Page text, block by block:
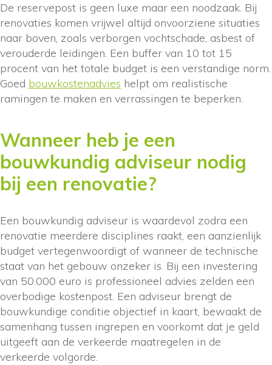
De reservepost is geen luxe maar een noodzaak. Bij
renovaties komen vrijwel altijd onvoorziene situaties
naar boven, zoals verborgen vochtschade, asbest of
verouderde leidingen. Een buffer van 10 tot 15
procent van het totale budget is een verstandige norm.
Goed bouwkostenadvies helpt om realistische
ramingen te maken en verrassingen te beperken.
Wanneer heb je een
bouwkundig adviseur nodig
bij een renovatie?
Een bouwkundig adviseur is waardevol zodra een
renovatie meerdere disciplines raakt, een aanzienlijk
budget vertegenwoordigt of wanneer de technische
staat van het gebouw onzeker is. Bij een investering
van 50.000 euro is professioneel advies zelden een
overbodige kostenpost. Een adviseur brengt de
bouwkundige conditie objectief in kaart, bewaakt de
samenhang tussen ingrepen en voorkomt dat je geld
uitgeeft aan de verkeerde maatregelen in de
verkeerde volgorde.